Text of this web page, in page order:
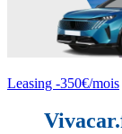
Leasing -350€/mois